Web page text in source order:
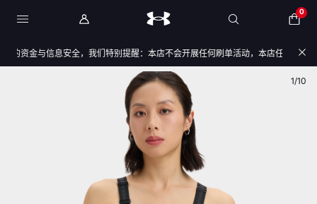
0
资金与信息安全，我们特别提醒：本店不会开展任何刷单活动，本店任何售后/
1/10